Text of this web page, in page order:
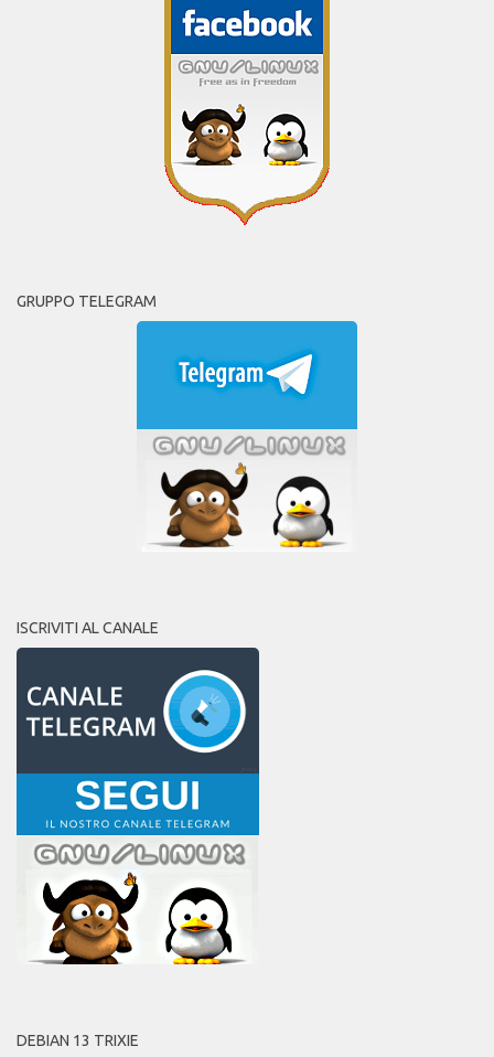
GRUPPO TELEGRAM
ISCRIVITI AL CANALE
DEBIAN 13 TRIXIE